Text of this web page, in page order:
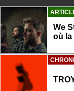
We
où la